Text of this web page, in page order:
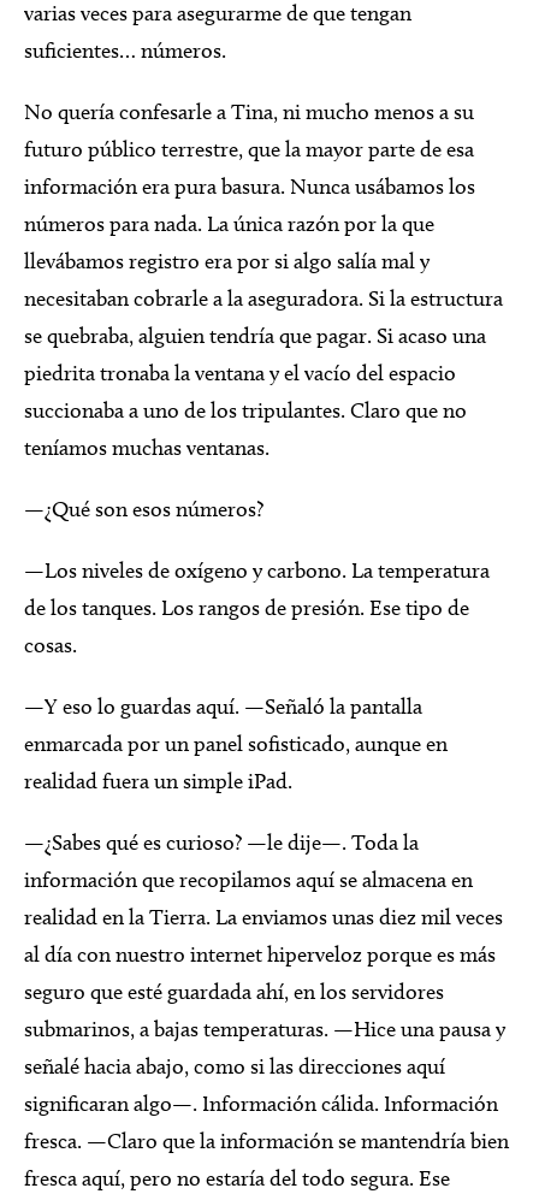
varias veces para asegurarme de que tengan
suficientes… números.
No quería confesarle a Tina, ni mucho menos a su
futuro público terrestre, que la mayor parte de esa
información era pura basura. Nunca usábamos los
números para nada. La única razón por la que
llevábamos registro era por si algo salía mal y
necesitaban cobrarle a la aseguradora. Si la estructura
se quebraba, alguien tendría que pagar. Si acaso una
piedrita tronaba la ventana y el vacío del espacio
succionaba a uno de los tripulantes. Claro que no
teníamos muchas ventanas.
—¿Qué son esos números?
—Los niveles de oxígeno y carbono. La temperatura
de los tanques. Los rangos de presión. Ese tipo de
cosas.
—Y eso lo guardas aquí. —Señaló la pantalla
enmarcada por un panel sofisticado, aunque en
realidad fuera un simple iPad.
—¿Sabes qué es curioso? —le dije—. Toda la
información que recopilamos aquí se almacena en
realidad en la Tierra. La enviamos unas diez mil veces
al día con nuestro internet hiperveloz porque es más
seguro que esté guardada ahí, en los servidores
submarinos, a bajas temperaturas. —Hice una pausa y
señalé hacia abajo, como si las direcciones aquí
significaran algo—. Información cálida. Información
fresca. —Claro que la información se mantendría bien
fresca aquí, pero no estaría del todo segura. Ese